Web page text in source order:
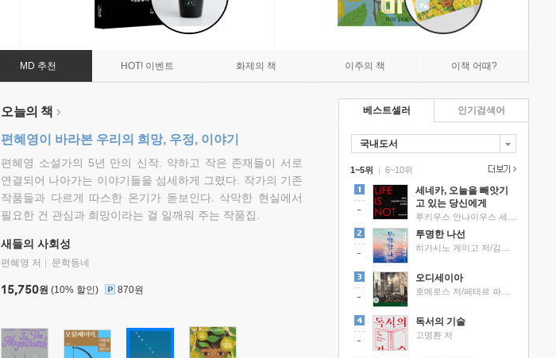
MD 추천 HOT! 이벤트 화제의 책 이주의 책 이책 어때?
오늘의 책
편혜영이 바라본 우리의 희망, 우정, 이야기
편혜영 소설가의 5년 만의 신작. 약하고 작은 존재들이 서로
연결되어 나아가는 이야기들을 섬세하게 그렸다. 작가의 기존
작품들과 다르게 따스한 온기가 돋보인다. 삭막한 현실에서
필요한 건 관심과 희망이라는 걸 일깨워 주는 작품집.
새들의 사회성
편혜영 저 문학동네
15,750원 (10% 할인) 870원
베스트셀러
국내도서
1~5위 |
세네카, 오늘을 빼앗기
고 있는 당신에게
투명한 나선
오디세이아
독서의 기술
고명환 저
6~10위
인기검색어